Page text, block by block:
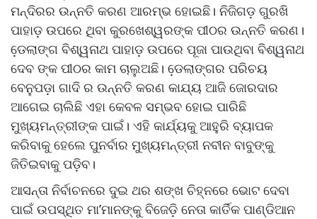
ମନ୍ଦିରର ଉନ୍ନତି କରଣ ଆରମ୍ଭ ହୋଇଛି। ନିଜିଗଡ଼ ଗୁରଖି
ପାହାଡ଼ ଉପରେ ଥିବା କୁରଖେଶ୍ୱରଙ୍କ ପୀଠର ଉନ୍ନତି କରଣ।
ଡେ଼ଲାଙ୍ଗ ବିଶ୍ୱନାଥ ପାହାଡ଼ ଉପରେ ପୂଜା ପାଉଥିବା ବିଶ୍ୱନାଥ
ଦେବ ଙ୍କ ପୀଠର କାମ ଚାଲୁଅଛି। ଡେ଼ଲାଙ୍ଗର ପରିଚୟ
ବେନୁପଡ଼ା ଗାଦି ର ଉନ୍ନତି କରଣ କାଯ୍ୟ ଆଜି ଜୋରଦାର
ଆଗେଇ ଚାଲିଛି ଏହା କେବଳ ସମ୍ଭବ ହୋଇ ପାରିଛି
ମୁଖ୍ୟମନ୍ତ୍ରୀଙ୍କ ପାଇଁ। ଏହି କାର୍ଯ୍ୟକୁ ଆହୁରି ବ୍ୟାପକ
କରିବାକୁ ହେଲେ ପୁନର୍ବାର ମୁଖ୍ୟମନ୍ତ୍ରୀ ନବୀନ ବାବୁଙ୍କୁ
ଜିତିଇବାକୁ ପଡ଼ିବ।
ଆସନ୍ତା ନିର୍ବାଚନରେ ଦୁଇ ଥର ଶଙ୍ଖ ଚିହ୍ନରେ ଭୋଟ ଦେବା
ପାଇଁ ଉପସ୍ଥିତ ମା’ମାନଙ୍କୁ ବିଜେଡ଼ି ନେତା କାର୍ତିକ ପାଣ୍ଡିଆନ